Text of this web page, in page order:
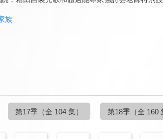
族
第17季 （全 104 集） 第18季 （全 160